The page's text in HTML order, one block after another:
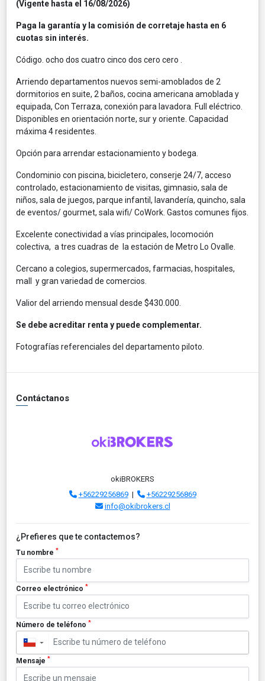
(Vigente hasta el 16/08/2026)
Paga la garantía y la comisión de corretaje hasta en 6
cuotas sin interés.
Código. ocho dos cuatro cinco dos cero cero .
Arriendo departamentos nuevos semi-amoblados de 2
dormitorios en suite, 2 baños, cocina americana amoblada y
equipada, Con Terraza, conexión para lavadora. Full eléctrico.
Disponibles en orientación norte, sur y oriente. Capacidad
máxima 4 residentes.
Opción para arrendar estacionamiento y bodega.
Condominio con piscina, bicicletero, conserje 24/7, acceso
controlado, estacionamiento de visitas, gimnasio, sala de
niños, sala de juegos, parque infantil, lavandería, quincho, sala
de eventos/ gourmet, sala wifi/ CoWork. Gastos comunes fijos.
Excelente conectividad a vías principales, locomoción
colectiva, a tres cuadras de la estación de Metro Lo Ovalle.
Cercano a colegios, supermercados, farmacias, hospitales,
mall y gran variedad de comercios.
Valior del arriendo mensual desde $430.000.
Se debe acreditar renta y puede complementar.
Fotografías referenciales del departamento piloto.
Contáctanos
okiBROKERS
+56229256869|
+56229256869
info@okibrokers.cl
¿Prefieres que te contactemos?
Tu nombre *
Correo electrónico *
Número de teléfono *
▼
Mensaje *